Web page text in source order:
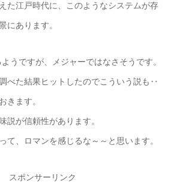
た江戸時代に、このようなシステムが存
にあります。
うですが、メジャーではなさそうです。
べた結果ヒットしたのでこういう説も‥
きます。
説が信頼性があります。
て、ロマンを感じるな～～と思います。
スポンサーリンク